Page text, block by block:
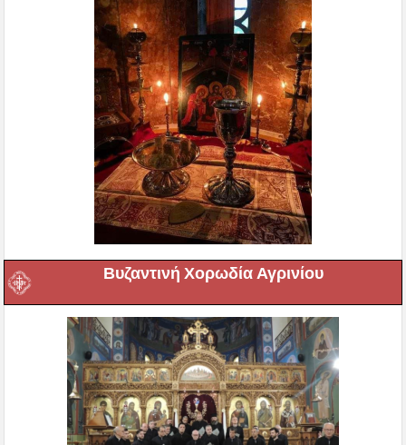
Βυζαντινή Χορωδία Αγρινίου